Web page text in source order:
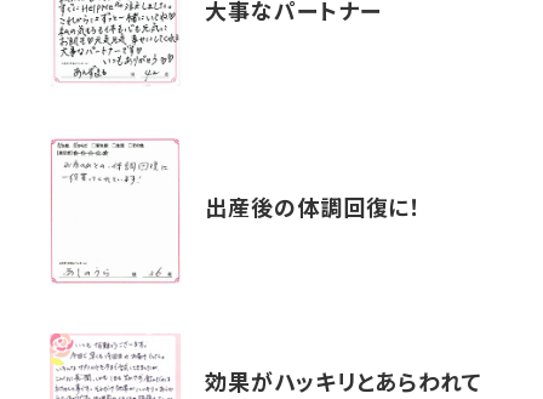
大事なパートナー
出産後の体調回復に！
効果がハッキリとあらわれて